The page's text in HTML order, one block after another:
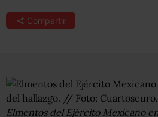
Compartir
Elmentos del Ejército Mexicano